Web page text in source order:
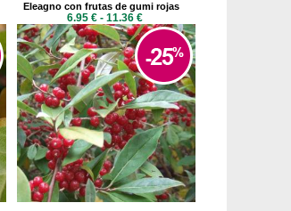
Eleagno con frutas de gumi rojas
6.95 € - 11.36 €